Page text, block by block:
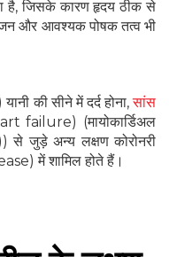
है, जिसके कारण हृदय ठीक से
और आवश्यक पोषक तत्व भी
की सीने में दर्द होना,सांस
failure) (मायोकार्डिअल
जुड़े अन्य लक्षण कोरोनरी
में शामिल होते हैं।